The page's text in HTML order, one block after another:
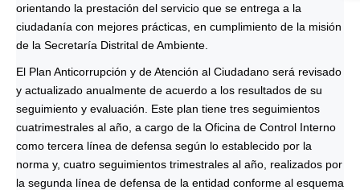
orientando la prestación del servicio que se entrega a la
ciudadanía con mejores prácticas, en cumplimiento de la misión
de la Secretaría Distrital de Ambiente.
El Plan Anticorrupción y de Atención al Ciudadano será revisado
y actualizado anualmente de acuerdo a los resultados de su
seguimiento y evaluación. Este plan tiene tres seguimientos
cuatrimestrales al año, a cargo de la Oficina de Control Interno
como tercera línea de defensa según lo establecido por la
norma y, cuatro seguimientos trimestrales al año, realizados por
la segunda línea de defensa de la entidad conforme al esquema